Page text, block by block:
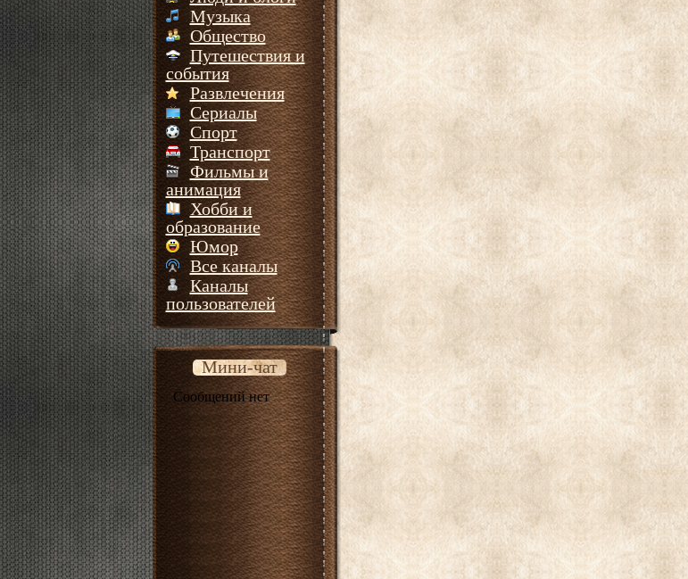
Музыка
Общество
Путешествия и
события
Развлечения
Сериалы
Спорт
Транспорт
Фильмы и
анимация
Хобби и
образование
Юмор
Все каналы
Каналы
пользователей
Мини-чат